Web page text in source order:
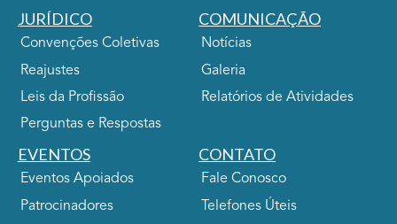
JURÍDICO
Convenções Coletivas
Reajustes
Leis da Profissão
Perguntas e Respostas
COMUNICAÇÃO
Notícias
Galeria
Relatórios de Atividades
EVENTOS
Eventos Apoiados
Patrocinadores
CONTATO
Fale Conosco
Telefones Úteis